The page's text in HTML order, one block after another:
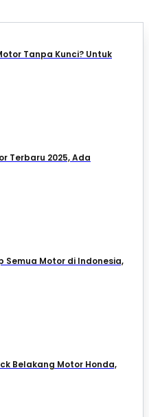
Tanpa Kunci? Untuk
Terbaru 2025, Ada
Semua Motor di Indonesia,
Belakang Motor Honda,